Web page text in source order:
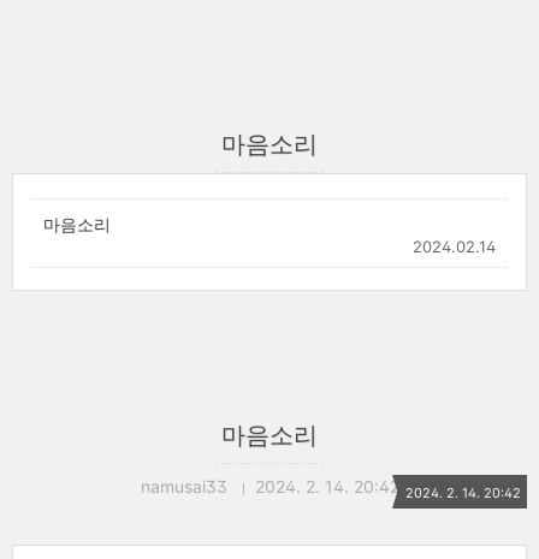
마음소리
마음소리
2024.02.14
마음소리
namusai33 2024. 2. 14. 20:42 2024. 2. 14. 20:42